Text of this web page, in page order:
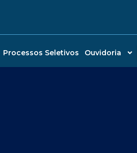
Processos Seletivos Ouvidoria